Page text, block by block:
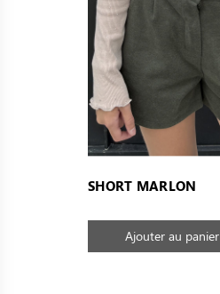
SHORT MARLON
Ajouter au panier